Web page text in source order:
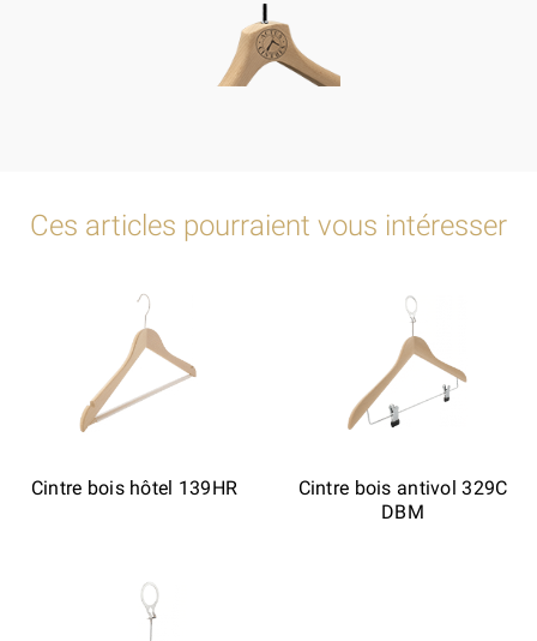
Ces articles pourraient vous intéresser
Cintre bois hôtel 139HR
Cintre bois antivol 329C
DBM